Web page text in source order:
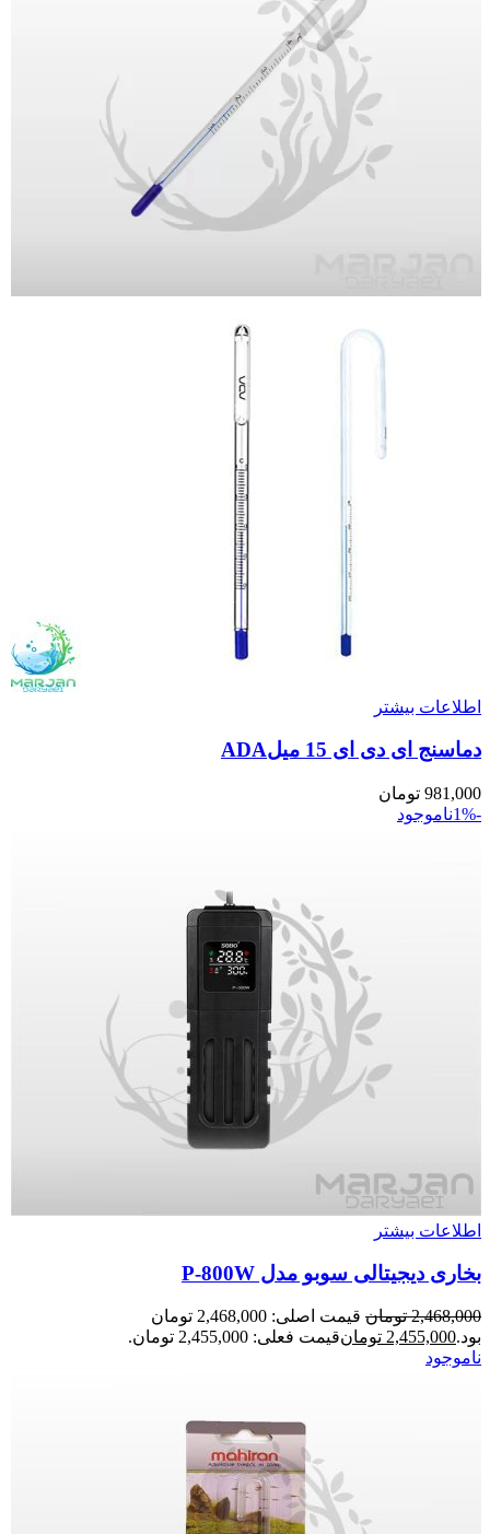
اطلاعات بیشتر
دماسنج ای دی ای 15 میلADA
981,000 تومان
-1%
ناموجود
اطلاعات بیشتر
بخاری دیجیتالی سوبو مدل P-800W
2,468,000 تومان
قیمت اصلی: 2,468,000 تومان
بود.2,455,000 تومانقیمت فعلی: 2,455,000 تومان.
ناموجود